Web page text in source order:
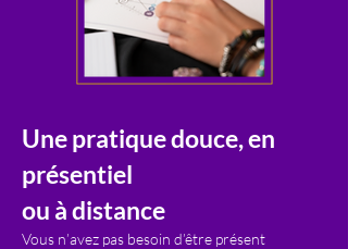
Une pratique douce, en
présentiel
ou à distance
Vous n’avez pas besoin d’être présent